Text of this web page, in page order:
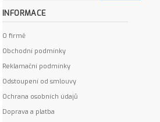
INFORMACE
O firmě
Obchodní podmínky
Reklamační podmínky
Odstoupení od smlouvy
Ochrana osobních údajů
Doprava a platba